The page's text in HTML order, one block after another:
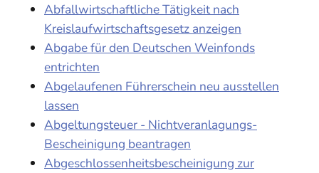
Abfallwirtschaftliche Tätigkeit nach
Kreislaufwirtschaftsgesetz anzeigen
Abgabe für den Deutschen Weinfonds
entrichten
Abgelaufenen Führerschein neu ausstellen
lassen
Abgeltungsteuer - Nichtveranlagungs-
Bescheinigung beantragen
Abgeschlossenheitsbescheinigung zur